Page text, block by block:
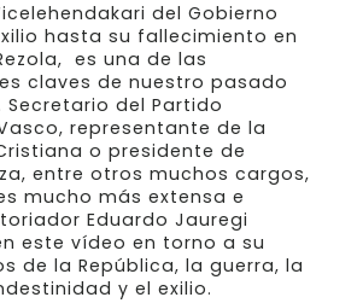
del Gobierno
hasta su fallecimiento en
es una de las
claves de nuestro pasado
del Partido
representante de la
o presidente de
entre otros muchos cargos,
mucho más extensa e
Eduardo Jauregi
este vídeo en torno a su
de la República, la guerra, la
y el exilio.